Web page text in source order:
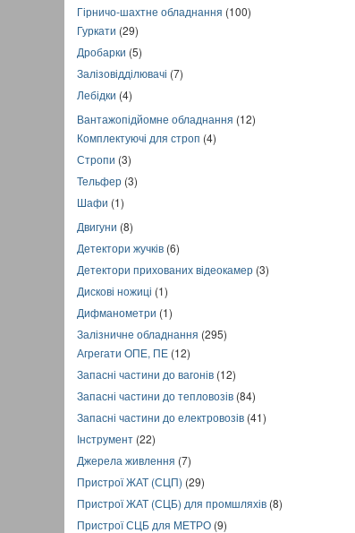
Гірничо-шахтне обладнання (100)
Гуркати (29)
Дробарки (5)
Залізовідділювачі (7)
Лебідки (4)
Вантажопідйомне обладнання (12)
Комплектуючі для строп (4)
Стропи (3)
Тельфер (3)
Шафи (1)
Двигуни (8)
Детектори жучків (6)
Детектори прихованих відеокамер (3)
Дискові ножиці (1)
Дифманометри (1)
Залізничне обладнання (295)
Агрегати ОПЕ, ПЕ (12)
Запасні частини до вагонів (12)
Запасні частини до тепловозів (84)
Запасні частини до електровозів (41)
Інструмент (22)
Джерела живлення (7)
Пристрої ЖАТ (СЦП) (29)
Пристрої ЖАТ (СЦБ) для промшляхів (8)
Пристрої СЦБ для МЕТРО (9)